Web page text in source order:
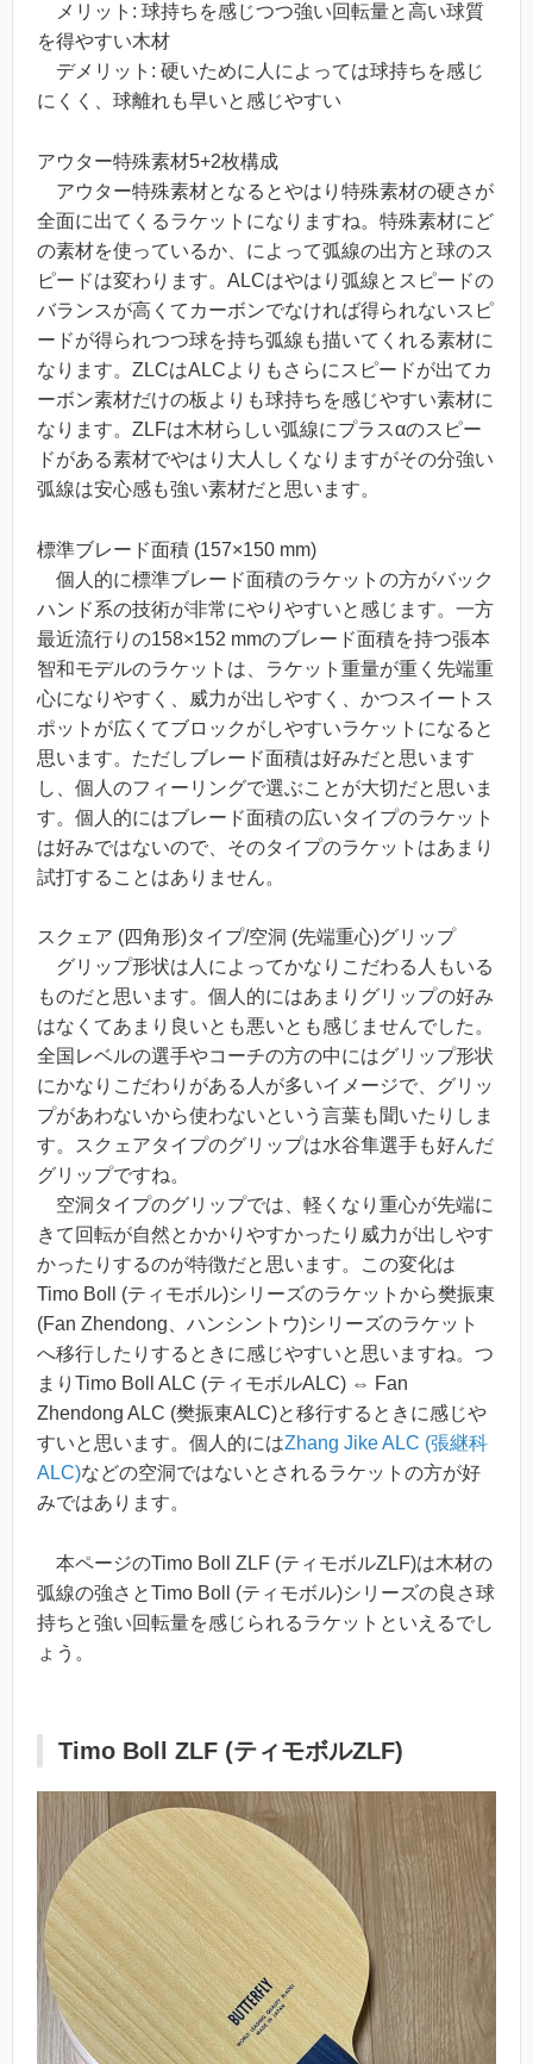
メリット: 球持ちを感じつつ強い回転量と高い球質
を得やすい木材
デメリット: 硬いために人によっては球持ちを感じ
にくく、球離れも早いと感じやすい
アウター特殊素材5+2枚構成
アウター特殊素材となるとやはり特殊素材の硬さが
全面に出てくるラケットになりますね。特殊素材にど
の素材を使っているか、によって弧線の出方と球のス
ピードは変わります。ALCはやはり弧線とスピードの
バランスが高くてカーボンでなければ得られないスピ
ードが得られつつ球を持ち弧線も描いてくれる素材に
なります。ZLCはALCよりもさらにスピードが出てカ
ーボン素材だけの板よりも球持ちを感じやすい素材に
なります。ZLFは木材らしい弧線にプラスαのスピー
ドがある素材でやはり大人しくなりますがその分強い
弧線は安心感も強い素材だと思います。
標準ブレード面積 (157×150 mm)
個人的に標準ブレード面積のラケットの方がバック
ハンド系の技術が非常にやりやすいと感じます。一方
最近流行りの158×152 mmのブレード面積を持つ張本
智和モデルのラケットは、ラケット重量が重く先端重
心になりやすく、威力が出しやすく、かつスイートス
ポットが広くてブロックがしやすいラケットになると
思います。ただしブレード面積は好みだと思います
し、個人のフィーリングで選ぶことが大切だと思いま
す。個人的にはブレード面積の広いタイプのラケット
は好みではないので、そのタイプのラケットはあまり
試打することはありません。
スクェア (四角形)タイプ/空洞 (先端重心)グリップ
グリップ形状は人によってかなりこだわる人もいる
ものだと思います。個人的にはあまりグリップの好み
はなくてあまり良いとも悪いとも感じませんでした。
全国レベルの選手やコーチの方の中にはグリップ形状
にかなりこだわりがある人が多いイメージで、グリッ
プがあわないから使わないという言葉も聞いたりしま
す。スクェアタイプのグリップは水谷隼選手も好んだ
グリップですね。
空洞タイプのグリップでは、軽くなり重心が先端に
きて回転が自然とかかりやすかったり威力が出しやす
かったりするのが特徴だと思います。この変化は
Timo Boll (ティモボル)シリーズのラケットから樊振東
(Fan Zhendong、ハンシントウ)シリーズのラケット
へ移行したりするときに感じやすいと思いますね。つ
まりTimo Boll ALC (ティモボルALC) ⇔ Fan
Zhendong ALC (樊振東ALC)と移行するときに感じや
すいと思います。個人的にはZhang Jike ALC (張継科
ALC)などの空洞ではないとされるラケットの方が好
みではあります。
本ページのTimo Boll ZLF (ティモボルZLF)は木材の
弧線の強さとTimo Boll (ティモボル)シリーズの良さ球
持ちと強い回転量を感じられるラケットといえるでし
ょう。
Timo Boll ZLF (ティモボルZLF)